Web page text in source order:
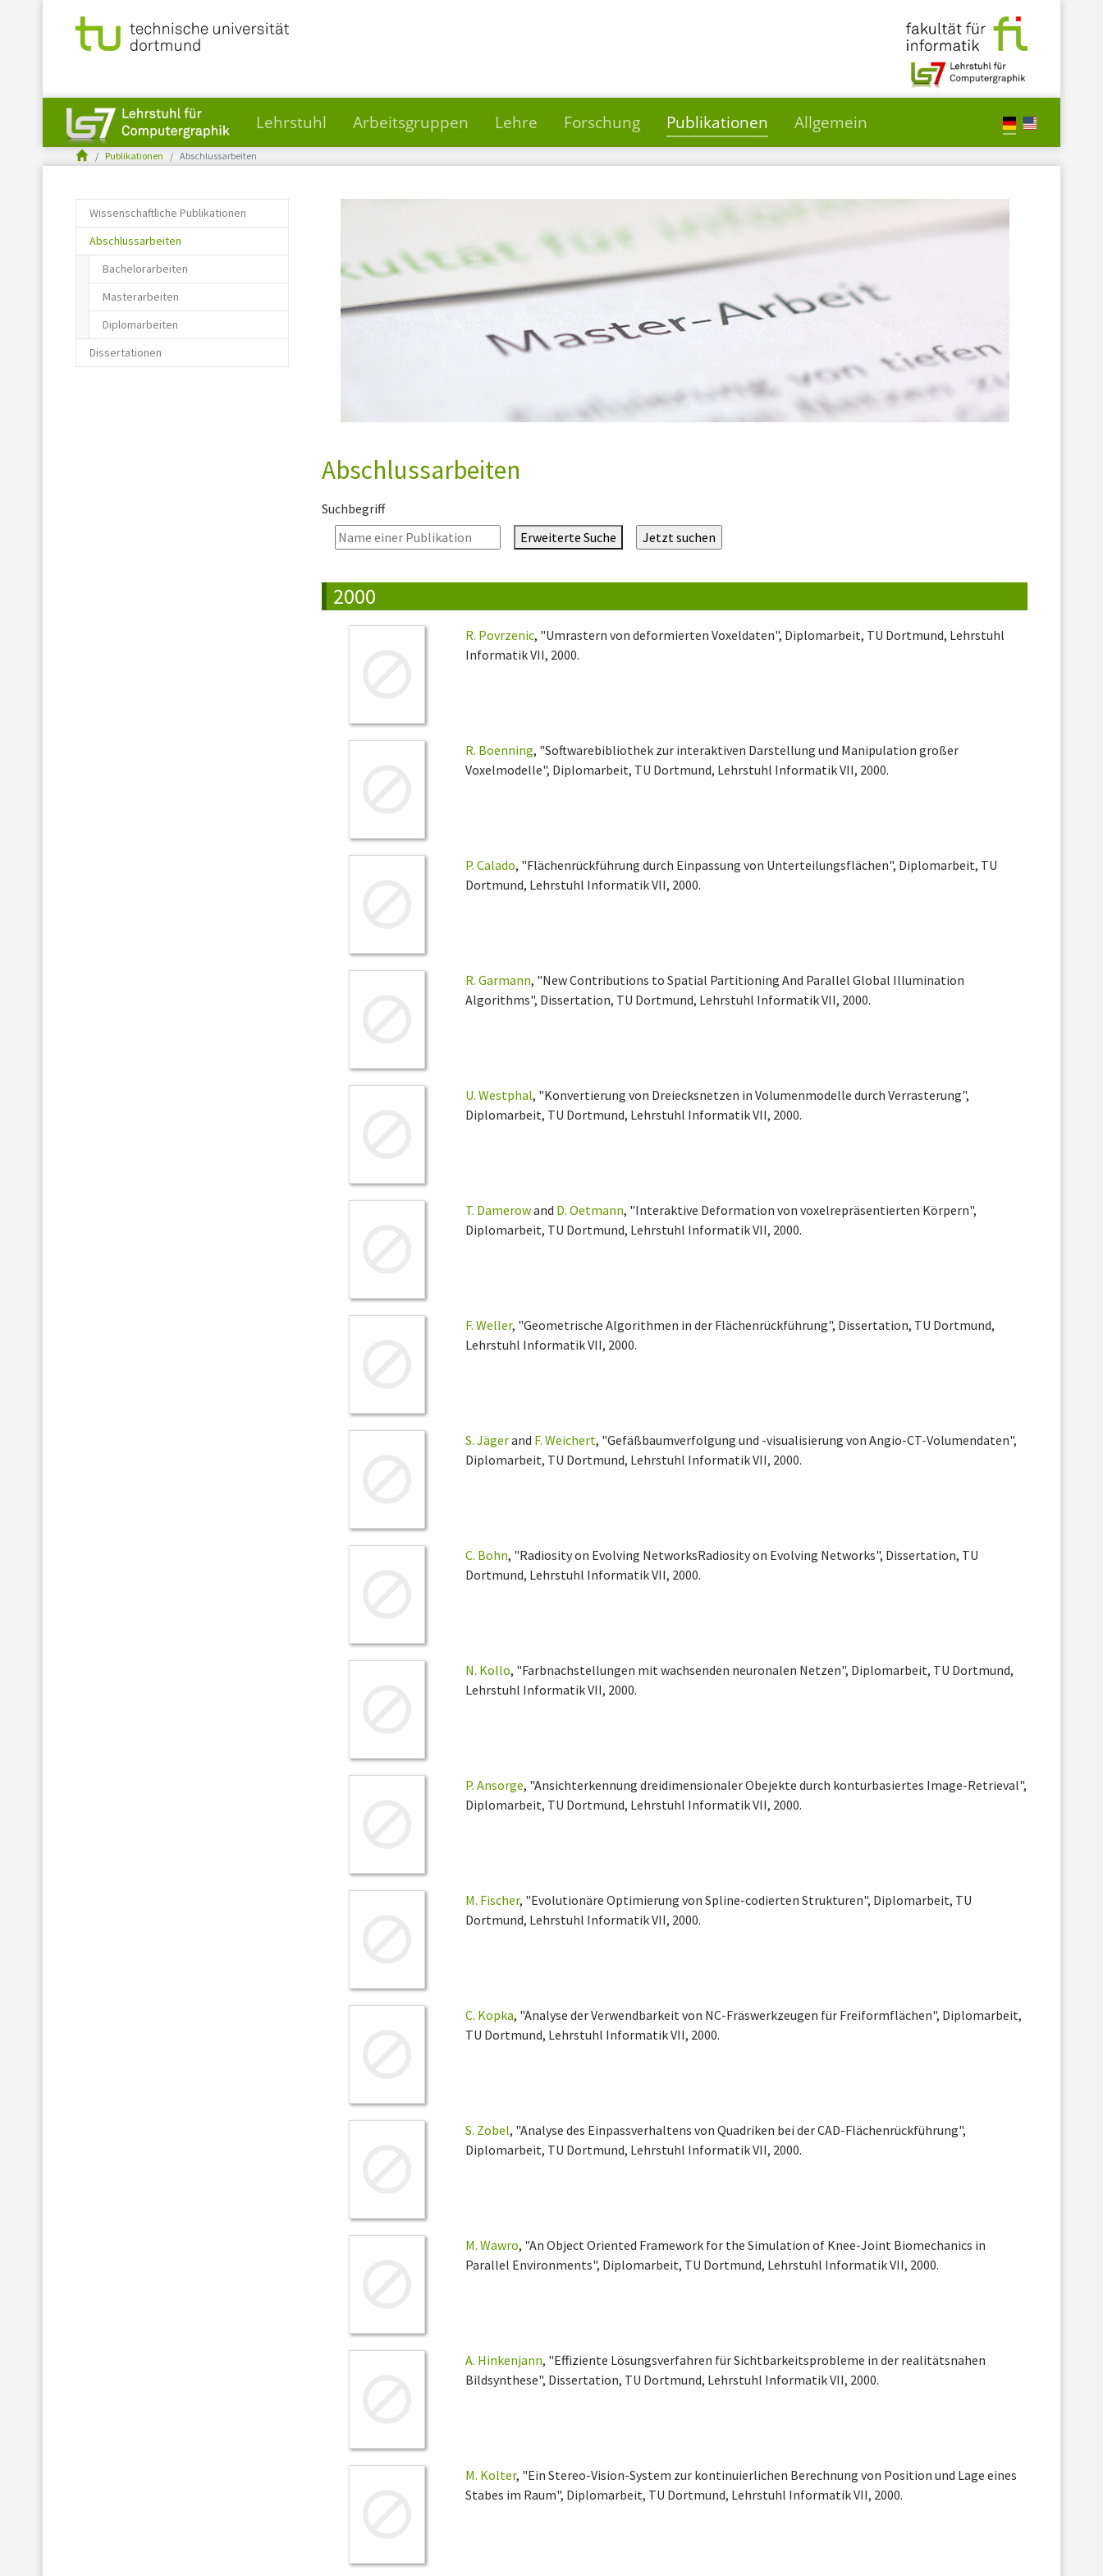
Skip to main content
Lehrstuhl Arbeitsgruppen Lehre Forschung Publikationen Allgemein
You are here:Publikationen Abschlussarbeiten
Wissenschaftliche Publikationen
Abschlussarbeiten
Bachelorarbeiten
Masterarbeiten
Diplomarbeiten
Dissertationen
Abschlussarbeiten
Suchbegriff
Erweiterte Suche
2000
R. Povrzenic, "Umrastern von deformierten Voxeldaten", Diplomarbeit, TU Dortmund, Lehrstuhl
Informatik VII, 2000.
R. Boenning, "Softwarebibliothek zur interaktiven Darstellung und Manipulation großer
Voxelmodelle", Diplomarbeit, TU Dortmund, Lehrstuhl Informatik VII, 2000.
P. Calado, "Flächenrückführung durch Einpassung von Unterteilungsflächen", Diplomarbeit, TU
Dortmund, Lehrstuhl Informatik VII, 2000.
R. Garmann, "New Contributions to Spatial Partitioning And Parallel Global Illumination
Algorithms", Dissertation, TU Dortmund, Lehrstuhl Informatik VII, 2000.
U. Westphal, "Konvertierung von Dreiecksnetzen in Volumenmodelle durch Verrasterung",
Diplomarbeit, TU Dortmund, Lehrstuhl Informatik VII, 2000.
T. Damerowand D. Oetmann, "Interaktive Deformation von voxelrepräsentierten Körpern",
Diplomarbeit, TU Dortmund, Lehrstuhl Informatik VII, 2000.
F. Weller, "Geometrische Algorithmen in der Flächenrückführung", Dissertation, TU Dortmund,
Lehrstuhl Informatik VII, 2000.
S. Jägerand F. Weichert, "Gefäßbaumverfolgung und -visualisierung von Angio-CT-Volumendaten",
Diplomarbeit, TU Dortmund, Lehrstuhl Informatik VII, 2000.
C. Bohn, "Radiosity on Evolving NetworksRadiosity on Evolving Networks", Dissertation, TU
Dortmund, Lehrstuhl Informatik VII, 2000.
N. Kollo, "Farbnachstellungen mit wachsenden neuronalen Netzen", Diplomarbeit, TU Dortmund,
Lehrstuhl Informatik VII, 2000.
P. Ansorge, "Ansichterkennung dreidimensionaler Obejekte durch konturbasiertes Image-Retrieval",
Diplomarbeit, TU Dortmund, Lehrstuhl Informatik VII, 2000.
M. Fischer, "Evolutionäre Optimierung von Spline-codierten Strukturen", Diplomarbeit, TU
Dortmund, Lehrstuhl Informatik VII, 2000.
C. Kopka, "Analyse der Verwendbarkeit von NC-Fräswerkzeugen für Freiformflächen", Diplomarbeit,
TU Dortmund, Lehrstuhl Informatik VII, 2000.
S. Zobel, "Analyse des Einpassverhaltens von Quadriken bei der CAD-Flächenrückführung",
Diplomarbeit, TU Dortmund, Lehrstuhl Informatik VII, 2000.
M. Wawro, "An Object Oriented Framework for the Simulation of Knee-Joint Biomechanics in
Parallel Environments", Diplomarbeit, TU Dortmund, Lehrstuhl Informatik VII, 2000.
A. Hinkenjann, "Effiziente Lösungsverfahren für Sichtbarkeitsprobleme in der realitätsnahen
Bildsynthese", Dissertation, TU Dortmund, Lehrstuhl Informatik VII, 2000.
M. Kolter, "Ein Stereo-Vision-System zur kontinuierlichen Berechnung von Position und Lage eines
Stabes im Raum", Diplomarbeit, TU Dortmund, Lehrstuhl Informatik VII, 2000.